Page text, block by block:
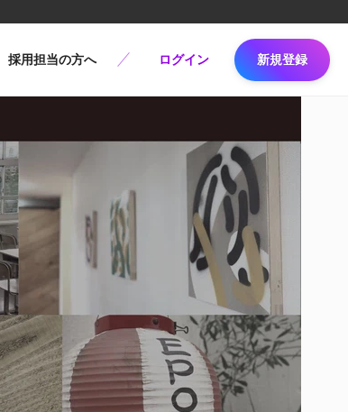
採用担当の方へ ログイン 新規登録